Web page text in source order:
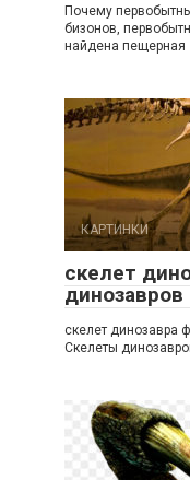
Почему
бизонов,
найдена пещерная
КАРТИНКИ
скелет
скелет динозавра
Скелеты